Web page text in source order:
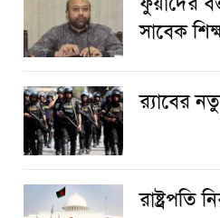
সাবেক
র‌্যাবের
রাষ্ট্রপতি